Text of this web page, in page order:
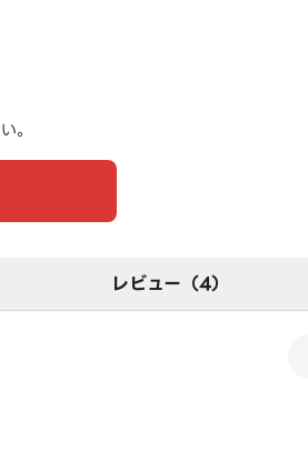
。
レビュー（4）